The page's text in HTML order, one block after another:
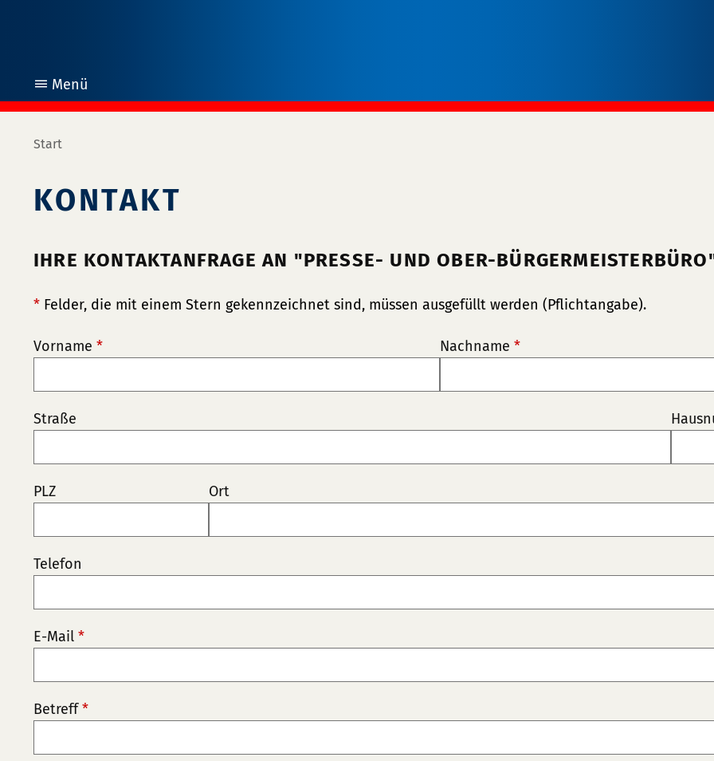
Menü
öffnen
Start
KONTAKT
IHRE KONTAKTANFRAGE AN "PRESSE- UND OBER-
* Felder, die mit einem Stern gekennzeichnet sind, müssen ausgefüllt werden (Pflichtangabe).
Vorname * Nachname *
Straße
PLZ Ort
Telefon
E-Mail *
Betreff*